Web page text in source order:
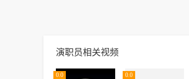
演职员相关视频
0.0 0.0